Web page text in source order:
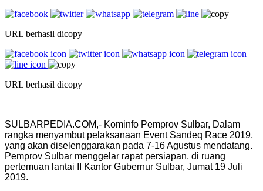
URL berhasil dicopy
URL berhasil dicopy
SULBARPEDIA.COM,- Kominfo Pemprov Sulbar, Dalam
rangka menyambut pelaksanaan Event Sandeq Race 2019,
yang akan diselenggarakan pada 7-16 Agustus mendatang.
Pemprov Sulbar menggelar rapat persiapan, di ruang
pertemuan lantai II Kantor Gubernur Sulbar, Jumat 19 Juli
2019.